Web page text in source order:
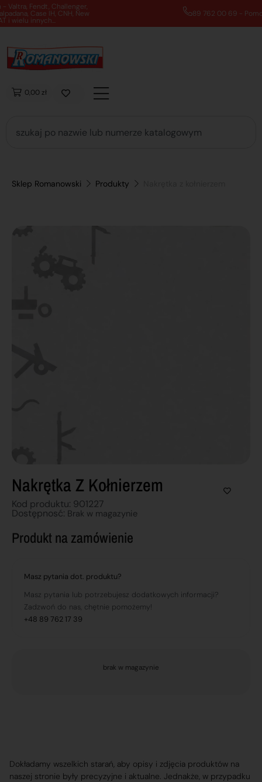
89 762 00 69 - Pomoc zakupowa 7:00 - 16:00
0,00 zł
Sklep Romanowski Produkty
Nakrętka Z Kołnierzem
Kod produktu: 901227
Dostępnosć: Brak w magazynie
Produkt na zamówienie
Masz pytania dot. produktu?
Masz pytania lub potrzebujesz dodatkowych informacji?
Zadzwoń do nas, chętnie pomożemy!
+48 89 762 17 39
brak w magazynie
Dokładamy wszelkich starań, aby opisy i zdjęcia produktów na
naszej stronie były precyzyjne i aktualne. Jednakże, w przypadku